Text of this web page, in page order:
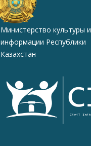
Министерство культуры и
информации Республики
Казахстан